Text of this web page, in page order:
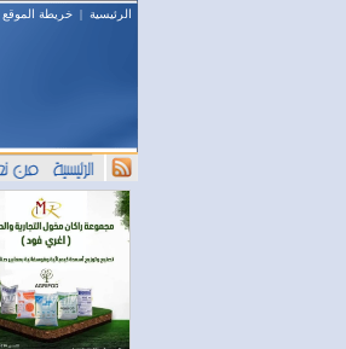
الرئيسية | خريطة الموقع